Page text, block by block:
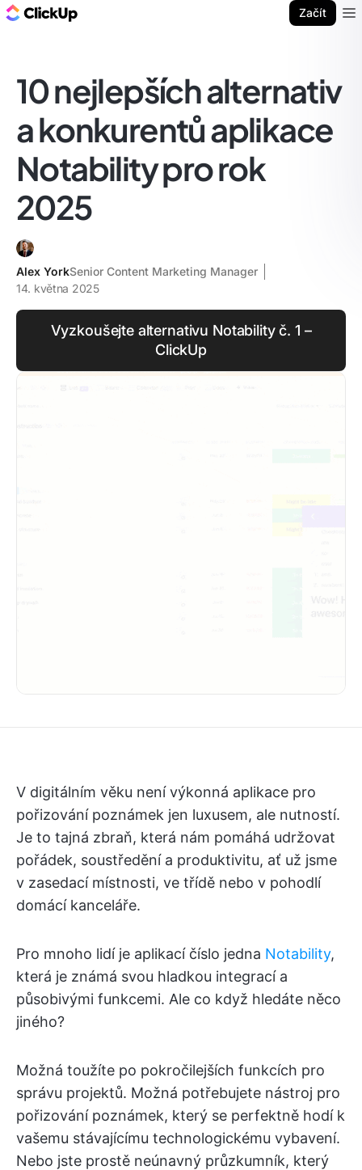
Začít
10 nejlepších alternativ
a konkurentů aplikace
Notability pro rok
2025
Alex YorkSenior Content Marketing Manager
14. května 2025
Vyzkoušejte alternativu Notability č. 1 –
ClickUp
V digitálním věku není výkonná aplikace pro
pořizování poznámek jen luxusem, ale nutností.
Je to tajná zbraň, která nám pomáhá udržovat
pořádek, soustředění a produktivitu, ať už jsme
v zasedací místnosti, ve třídě nebo v pohodlí
domácí kanceláře.
Pro mnoho lidí je aplikací číslo jedna Notability,
která je známá svou hladkou integrací a
působivými funkcemi. Ale co když hledáte něco
jiného?
Možná toužíte po pokročilejších funkcích pro
správu projektů. Možná potřebujete nástroj pro
pořizování poznámek, který se perfektně hodí k
vašemu stávajícímu technologickému vybavení.
Nebo jste prostě neúnavný průzkumník, který